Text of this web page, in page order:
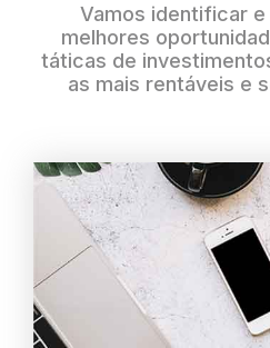
Vamos identificar
melhores
táticas de
as mais rentáveis e